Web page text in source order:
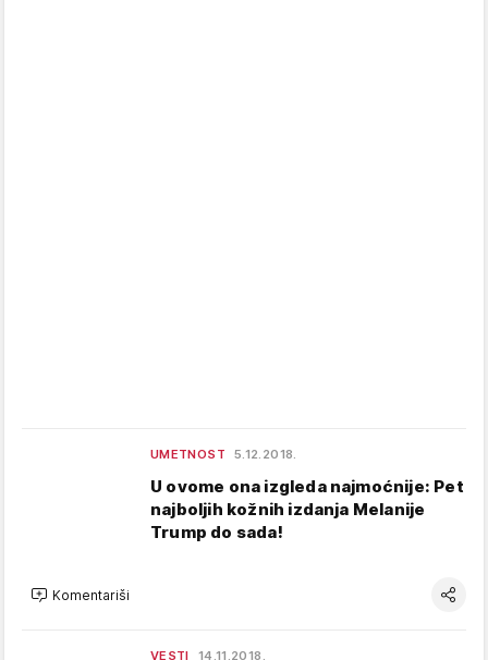
UMETNOST 5.12.2018.
U ovome ona izgleda najmoćnije: Pet
najboljih kožnih izdanja Melanije
Trump do sada!
Komentariši
VESTI 14.11.2018.